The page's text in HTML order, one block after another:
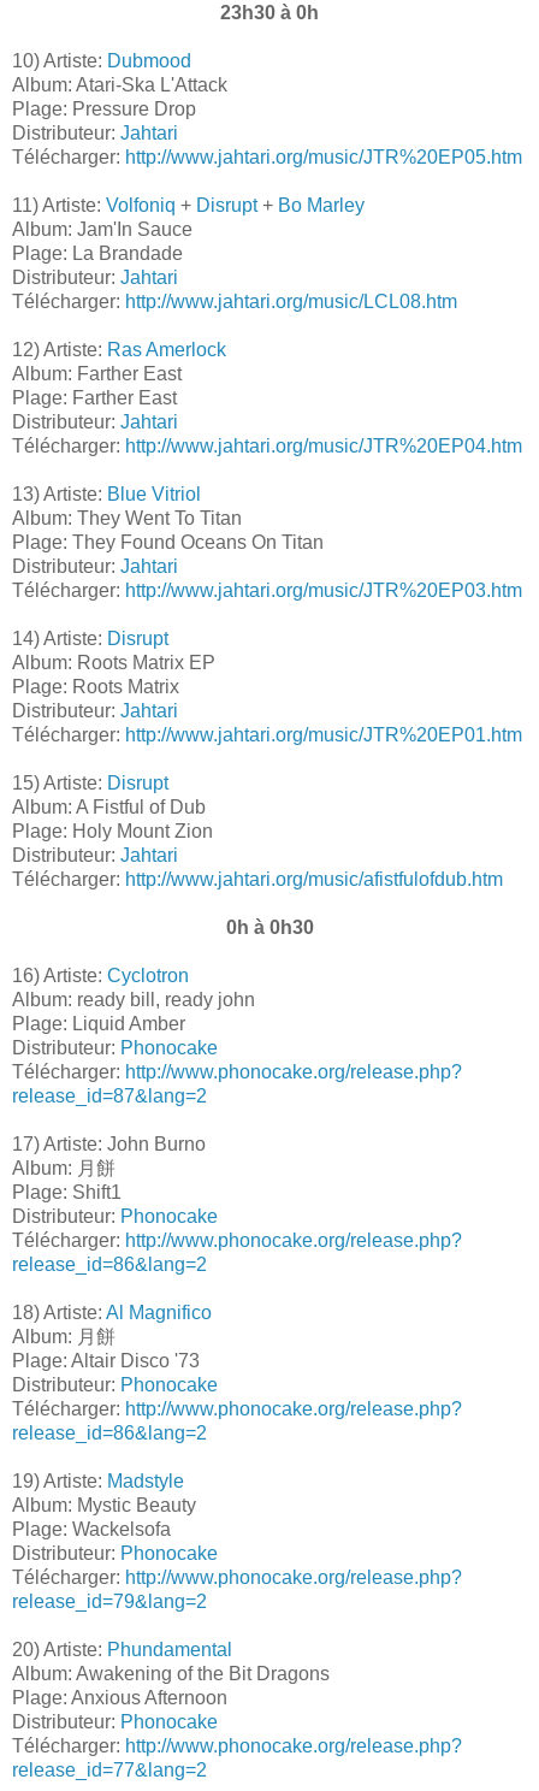
23h30 à 0h
10) Artiste: Dubmood
Album: Atari-Ska L'Attack
Plage: Pressure Drop
Distributeur: Jahtari
Télécharger: http://www.jahtari.org/music/JTR%20EP05.htm
11) Artiste: Volfoniq + Disrupt+ Bo Marley
Album: Jam'In Sauce
Plage: La Brandade
Distributeur: Jahtari
Télécharger: http://www.jahtari.org/music/LCL08.htm
12) Artiste: Ras Amerlock
Album: Farther East
Plage: Farther East
Distributeur: Jahtari
Télécharger: http://www.jahtari.org/music/JTR%20EP04.htm
13) Artiste: Blue Vitriol
Album: They Went To Titan
Plage: They Found Oceans On Titan
Distributeur: Jahtari
Télécharger: http://www.jahtari.org/music/JTR%20EP03.htm
14) Artiste: Disrupt
Album: Roots Matrix EP
Plage: Roots Matrix
Distributeur: Jahtari
Télécharger: http://www.jahtari.org/music/JTR%20EP01.htm
15) Artiste: Disrupt
Album: A Fistful of Dub
Plage: Holy Mount Zion
Distributeur: Jahtari
Télécharger: http://www.jahtari.org/music/afistfulofdub.htm
0h à 0h30
16) Artiste: Cyclotron
Album: ready bill, ready john
Plage: Liquid Amber
Distributeur: Phonocake
Télécharger: http://www.phonocake.org/release.php?
release_id=87&lang=2
17) Artiste: John Burno
Album: 月餅
Plage: Shift1
Distributeur: Phonocake
Télécharger: http://www.phonocake.org/release.php?
release_id=86&lang=2
18) Artiste: Al Magnifico
Album: 月餅
Plage: Altair Disco '73
Distributeur: Phonocake
Télécharger: http://www.phonocake.org/release.php?
release_id=86&lang=2
19) Artiste: Madstyle
Album: Mystic Beauty
Plage: Wackelsofa
Distributeur: Phonocake
Télécharger: http://www.phonocake.org/release.php?
release_id=79&lang=2
20) Artiste: Phundamental
Album: Awakening of the Bit Dragons
Plage: Anxious Afternoon
Distributeur: Phonocake
Télécharger: http://www.phonocake.org/release.php?
release_id=77&lang=2